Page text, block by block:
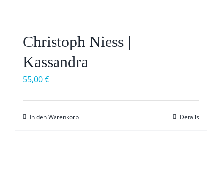
Christoph Niess |
Kassandra
55,00€
In den Warenkorb Details